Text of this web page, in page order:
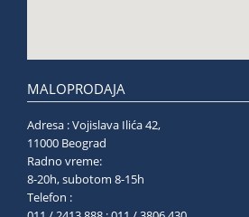
MALOPRODAJA
Adresa : Vojislava Ilića 42,
11000 Beograd
Radno vreme:
8-20h, subotom 8-15h
Telefon :